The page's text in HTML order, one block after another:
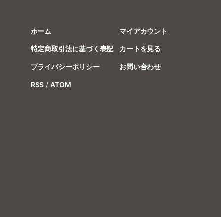
ホーム
特定商取引法に基づく表記
プライバシーポリシー
RSS/ ATOM
マイアカウント
カートを見る
お問い合わせ